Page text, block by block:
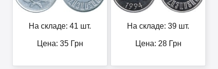
На складе: 41 шт.
Цена: 35Грн
На складе: 39 шт.
Цена: 28Грн